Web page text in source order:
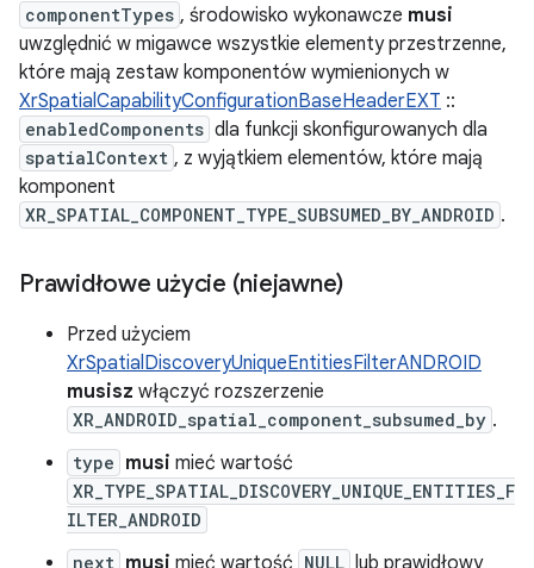
componentTypes , środowisko wykonawcze musi
uwzględnić w migawce wszystkie elementy przestrzenne,
które mają zestaw komponentów wymienionych w
XrSpatialCapabilityConfigurationBaseHeaderEXT ::
enabledComponents dla funkcji skonfigurowanych dla
spatialContext , z wyjątkiem elementów, które mają
komponent
XR_SPATIAL_COMPONENT_TYPE_SUBSUMED_BY_ANDROID .
Prawidłowe użycie (niejawne)
Przed użyciem
XrSpatialDiscoveryUniqueEntitiesFilterANDROID
musisz włączyć rozszerzenie
XR_ANDROID_spatial_component_subsumed_by .
type musi mieć wartość
XR_TYPE_SPATIAL_DISCOVERY_UNIQUE_ENTITIES_F
ILTER_ANDROID
next musi mieć wartość NULL lub prawidłowy